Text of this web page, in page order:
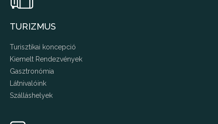
TURIZMUS
Turisztikai koncepció
Kiemelt Rendezvények
Gasztronómia
Látnivalóink
Szálláshelyek